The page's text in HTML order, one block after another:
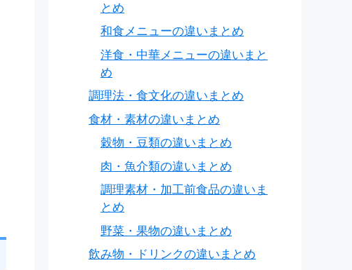
とめ
和食メニューの違いまとめ
洋食・中華メニューの違いまと
め
調理法・食文化の違いまとめ
食材・素材の違いまとめ
穀物・豆類の違いまとめ
肉・魚介類の違いまとめ
調理素材・加工前食品の違いま
とめ
野菜・果物の違いまとめ
飲み物・ドリンクの違いまとめ